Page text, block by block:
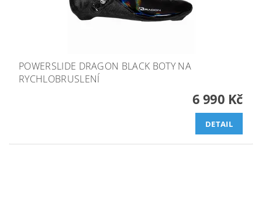
POWERSLIDE DRAGON BLACK BOTY NA
RYCHLOBRUSLENÍ
6 990 Kč
DETAIL